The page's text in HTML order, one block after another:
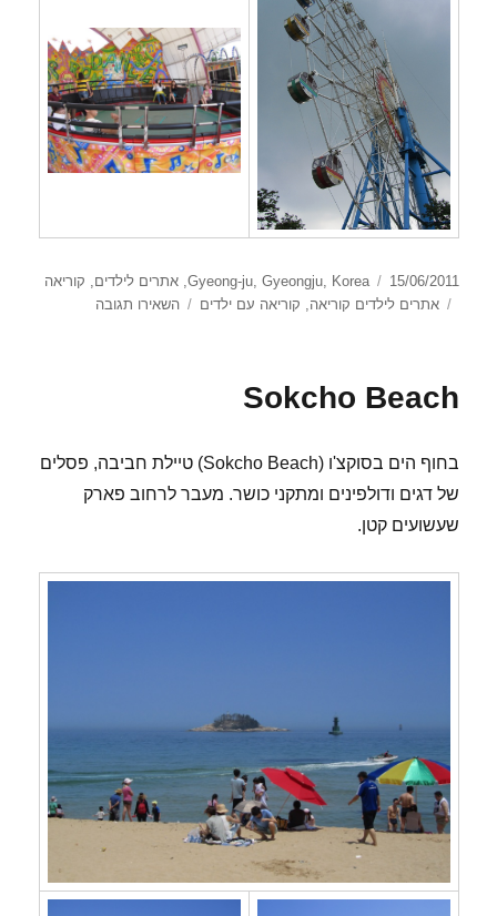
פורסם
בתאריך
15/06/2011 קטגוריות Gyeong-ju, Gyeongju, Korea
,אתרים לילדים, קוריאה
תגיות
אתרים לילדים קוריאה, קוריאה עם ילדים השאירו תגובה
Sokcho Beach
בחוף הים בסוקצ'ו (Sokcho Beach) טיילת חביבה, פסלים
של דגים ודולפינים ומתקני כושר. מעבר לרחוב פארק
שעשועים קטן.